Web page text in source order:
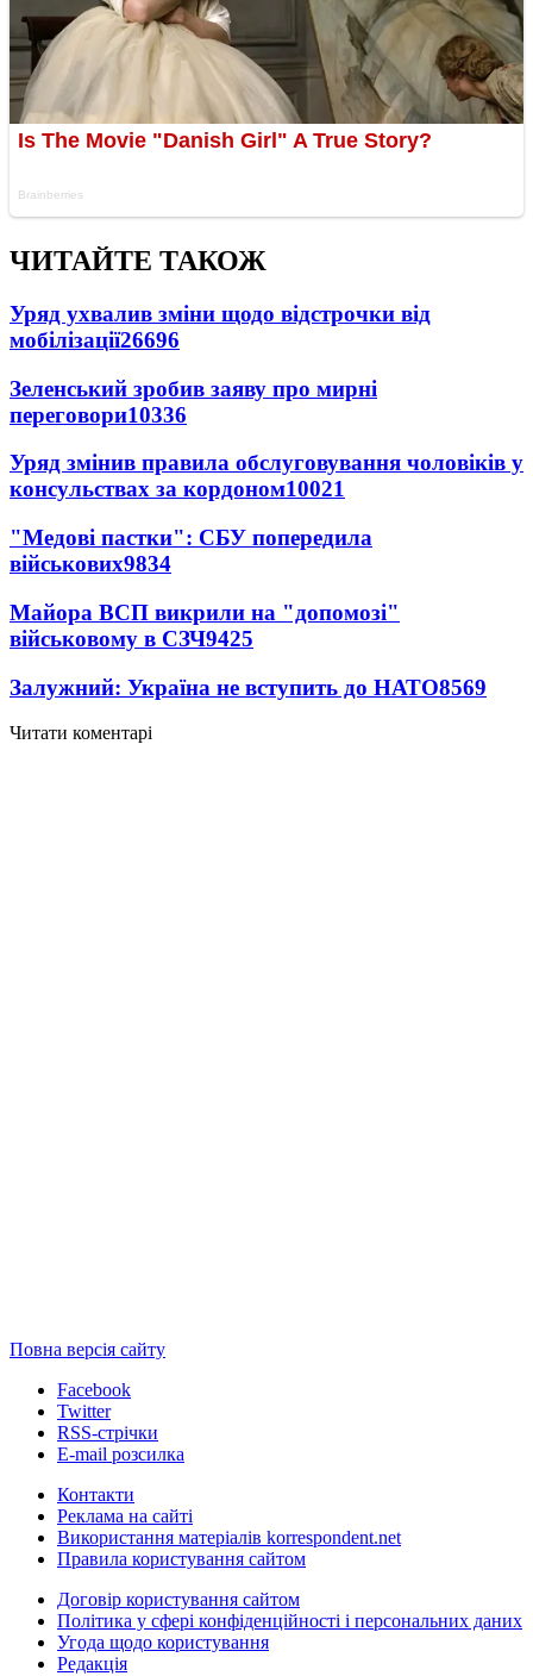
ЧИТАЙТЕ ТАКОЖ
Уряд ухвалив зміни щодо відстрочки від
мобілізації26696
Зеленський зробив заяву про мирні
переговори10336
Уряд змінив правила обслуговування чоловіків у
консульствах за кордоном10021
"Медові пастки": СБУ попередила
військових9834
Майора ВСП викрили на "допомозі"
військовому в СЗЧ9425
Залужний: Україна не вступить до НАТО8569
Читати коментарі
Повна версія сайту
Facebook
Twitter
RSS-стрічки
E-mail розсилка
Контакти
Реклама на сайті
Використання матеріалів korrespondent.net
Правила користування сайтом
Договір користування сайтом
Політика у сфері конфіденційності і персональних даних
Угода щодо користування
Редакція